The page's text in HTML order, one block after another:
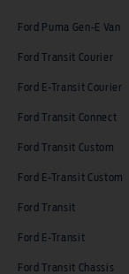
Ford Puma Gen-E Van
Ford Transit Courier
Ford E-Transit Courier
Ford Transit Connect
Ford Transit Custom
Ford E-Transit Custom
Ford Transit
Ford E-Transit
Ford Transit Chassis